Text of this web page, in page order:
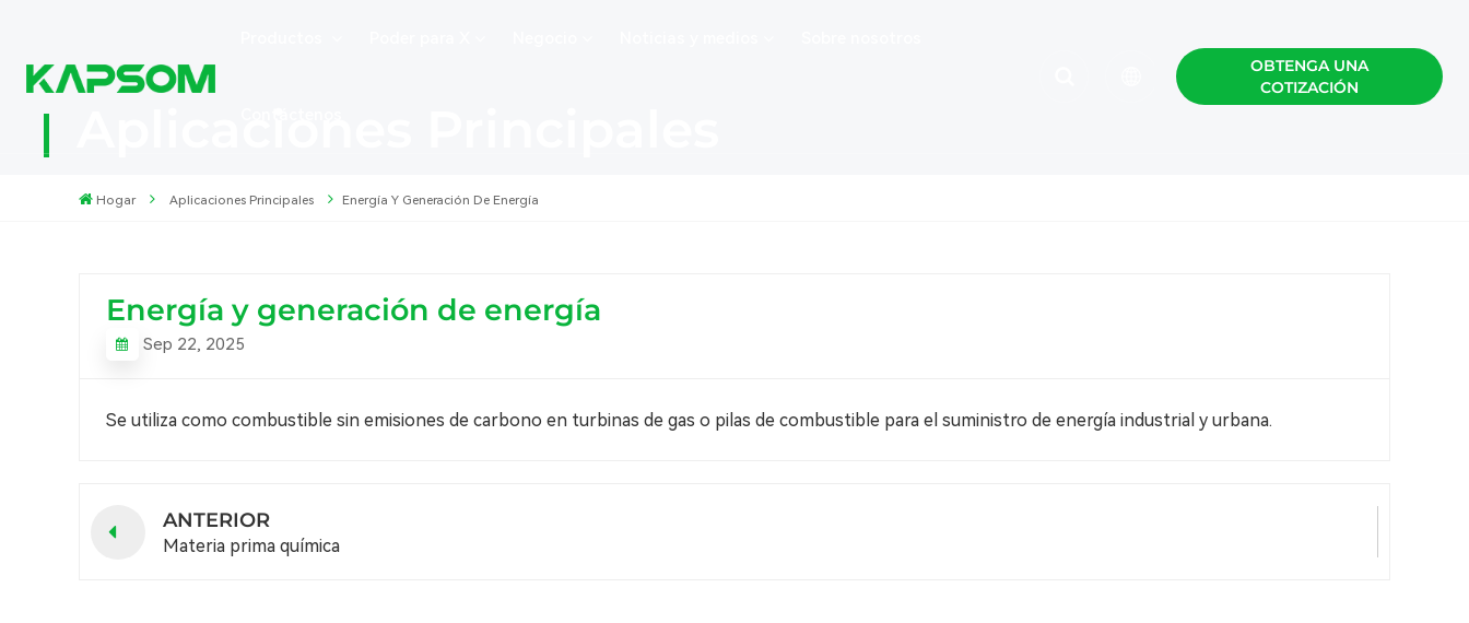
OBTENGA UNA
COTIZACIÓN
Hogar Aplicaciones Principales Energía Y Generación De Energía
Energía y generación de energía
Sep 22, 2025
Se utiliza como combustible sin emisiones de carbono en turbinas de gas o pilas de combustible para el suministro de energía industrial y urbana.
ANTERIOR
Materia prima química